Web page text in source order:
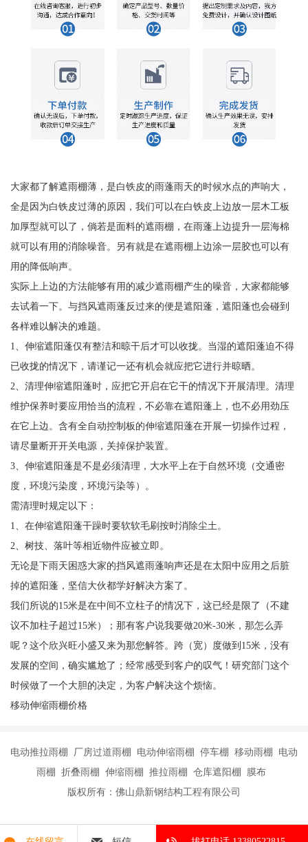
大家都了解遮雨棚薄，是白铁皮的雨蓬雨天的时候水点的声响大，
全是因为白铁皮过薄的原因，我们可以在白铁皮上边放一层木工板
加厚型就可以了，倘若是面料的遮雨棚，在雨蓬上边提升一层海棉
就可以有用的消除噪音。另有就是在遮雨棚上边涂一层胶也可以有
用的降低响声。
实际上上边的方法能够有用的减少遮雨棚产生的噪音，大家都能够
去试着一下。与挡风遮雨蓬反过来的便是遮阳蓬，遮阳蓬也会碰到
各样难以解决的难题。
1、伸缩遮阳蓬仅有整洁和晾干后才可以收拢。当湿的遮阳蓬迫不得
已收拢的情况下，请谨记一还有机会就应把它进行并晾晒。
2、清理伸缩遮阳蓬时，应把它开启在它干的情况下开展清理。清理
维护保养时要应用恰当的流程，不必靠在遮阳蓬上，也不必用劲压
在它上边。含有全自动控制板的伸缩遮阳蓬在开展一切操作过程，
请尽量断开开关电源，关掉保护装置。
3、伸缩遮阳蓬是不是必须清理，大水平上在于自然环境（交通密
度，环境污染度，环境污染等）。
需清理时规定以下：
1、在伸缩遮阳蓬干躁时要软软毛刷按时消除尘土。
2、树技、落叶等相近物件应被立即。
无论是下雨天困惑大家的挡风遮雨蓬响声还是在太阳中应用之后脏
掉的遮阳蓬，坚信大伙都学好解决方案了。
我们所说的15米是在中间不立柱子的情况下，这已经是限了（不建
议不加柱子超过15米）；那有客户说我要做20米-30米，那怎么弄
呢？这个欣兴旺小盛又来为那您解答。跨（宽）度做到15米，没有
发展的空间，确实尴尬了；经常感受到客户的叹气！研究部门这个
时候做了一个大胆的决定，为客户解决这个烦恼。
移动伸缩雨棚价格
电动推拉雨棚 厂房过道雨棚 电动伸缩雨棚 停车棚 移动雨棚 电动
雨棚 折叠雨棚 伸缩雨棚 推拉雨棚 仓库遮阳棚 膜布
版权所有：佛山鼎新钢结构工程有限公司